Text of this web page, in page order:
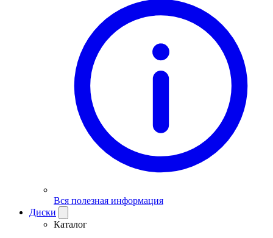
Вся полезная информация
Диски
Каталог